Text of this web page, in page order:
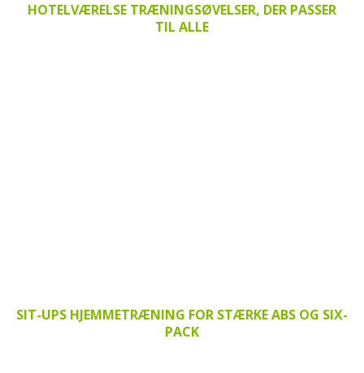
HOTELVÆRELSE TRÆNINGSØVELSER, DER PASSER
TIL ALLE
SIT-UPS HJEMMETRÆNING FOR STÆRKE ABS OG SIX-
PACK